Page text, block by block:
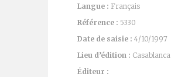
Langue : Français
Référence : 5330
Date de saisie : 4/10/1997
Lieu d’édition : Casablanca
Éditeur :